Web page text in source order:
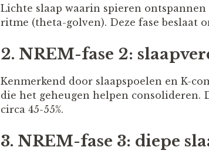
Lichte slaap waarin spieren
ritme (theta-golven). Deze fase beslaat
2. NREM-fase 2:
Kenmerkend door slaapspoelen en K-
die het geheugen helpen consolideren.
circa 45-55%.
3. NREM-fase 3: diepe